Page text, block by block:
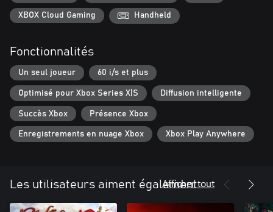
XBOX Cloud Gaming Handheld
Fonctionnalités
Un seul joueur 60 i/s et plus
Optimisé pour Xbox Series X|S Diffusion intelligente
Succès Xbox Présence Xbox
Enregistrements en nuage Xbox Xbox Play Anywhere
Les utilisateurs aiment également
Afficher tout